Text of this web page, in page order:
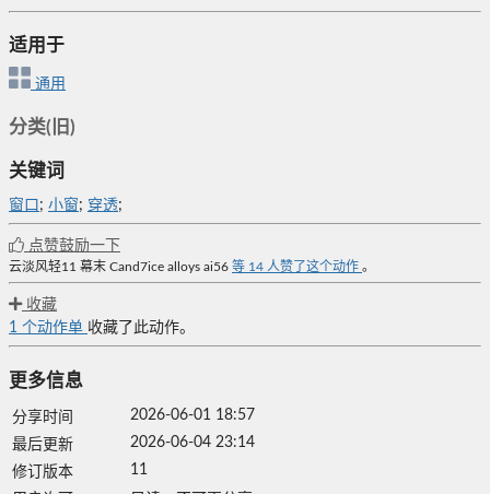
适用于
通用
分类(旧)
关键词
窗口 ; 小窗; 穿透;
点赞鼓励一下
云淡风轻11 幕末 Cand7ice alloys ai56 等 14 人赞了这个动作 。
收藏
1 个动作单 收藏了此动作。
更多信息
分享时间
2026-06-01 18:57
最后更新
2026-06-04 23:14
修订版本
11